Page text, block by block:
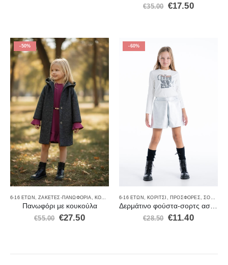
€35.00 €17.50
-50%
6-16 ΕΤΏΝ ,ΖΑΚΈΤΕΣ-ΠΑΝΩΦΌΡΙΑ ΚΟΡΊΤΣΙ ΜΠΟΥΦΆΝ, ΠΑΛΤΌ, ΠΡΟΣΦΟΡΈΣ
Πανωφόρι με κουκούλα
€55.00 €27.50
-60%
6-16 ΕΤΏΝ ΚΟΡΊΤΣΙ ΠΡΟΣΦΟΡΈΣ ,ΣΟΡΤΣ
€28.50 €11.40